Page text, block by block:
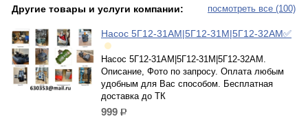
посмотреть все (100)
Другие товары и услуги компании:
Насос 5Г12-31АМ|5Г12-31М|5Г12-32АМ✅
Насос 5Г12-31АМ|5Г12-31М|5Г12-32АМ.
Описание, Фото по запросу. Оплата любым
удобным для Вас способом. Бесплатная
доставка до ТК
999 р.